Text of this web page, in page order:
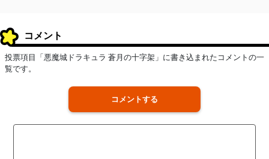
コメント
投票項目「悪魔城ドラキュラ 蒼月の十字架」に書き込まれたコメントの一
覧です。
コメントする